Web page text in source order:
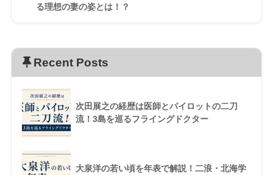
る理想の妻の姿とは！？
Recent Posts
次田展之の経歴は医師とパイロットの二刀
流！3島を巡るフライングドクター
大泉洋の若い頃を年表で解説！二浪・北海学